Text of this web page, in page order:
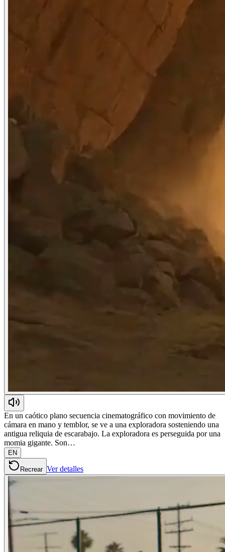
En un caótico plano secuencia cinematográfico con movimiento de
cámara en mano y temblor, se ve a una exploradora sosteniendo una
antigua reliquia de escarabajo. La exploradora es perseguida por una
momia gigante. Son…
EN
Recrear Ver detalles